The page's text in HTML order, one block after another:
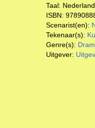
Taal:
ISBN:
Scenarist(en):
Tekenaar(s):
Genre(s):
Uitgever: